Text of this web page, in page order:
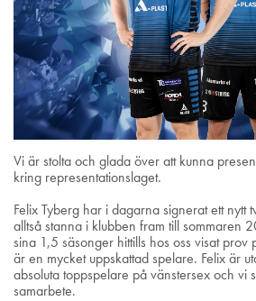
Vi är stolta och glada över att kunna
kring representationslaget.
Felix Tyberg har i dagarna signerat ett nytt
alltså stanna i klubben fram till sommaren
sina 1,5 säsonger hittills hos oss visat prov
är en mycket uppskattad spelare. Felix är
absoluta toppspelare på vänstersex och vi
samarbete.